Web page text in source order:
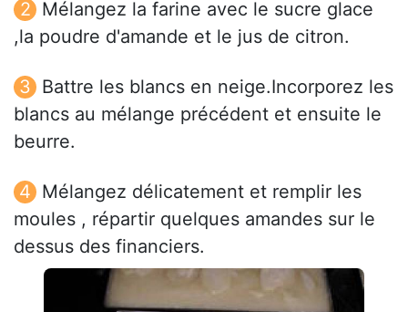
Mélangez la farine avec le sucre glace
,la poudre d'amande et le jus de citron.
Battre les blancs en neige.Incorporez les
blancs au mélange précédent et ensuite le
beurre.
Mélangez délicatement et remplir les
moules , répartir quelques amandes sur le
dessus des financiers.